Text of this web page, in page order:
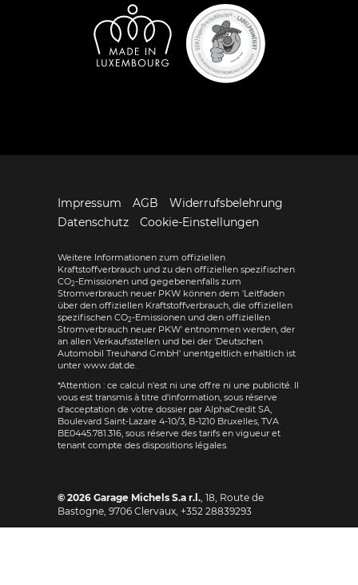
Impressum AGB
Widerrufsbelehrung
Datenschutz
Cookie-Einstellungen
Weitere Informationen zum offiziellen
Kraftstoffverbrauch und zu den offiziellen spezifischen
CO2-Emissionen und gegebenenfalls zum
Stromverbrauch neuer PKW können dem 'Leitfaden
über den offiziellen Kraftstoffverbrauch, die offiziellen
spezifischen CO2-Emissionen und den offiziellen
Stromverbrauch neuer PKW' entnommen werden, der
an allen Verkaufsstellen und bei der 'Deutschen
Automobil Treuhand GmbH' unentgeltlich erhältlich ist
unter www.dat.de.
*Attention : ce calcul n'est ni une offre ni une publicité. Il
vous est transmis à titre d'information, sous réserve
d'acceptation de votre dossier par AlphaCredit SA,
Boulevard Saint-Lazare 4-10/3, B-1210 Bruxelles, TVA
BE0445.781.316, sous réserve des tarifs en vigueur et
tenant compte des dispositions légales.
© 2026 Garage Michels S.a r.l. 18, Route de
Bastogne 9706 Clervaux, +352 28839293